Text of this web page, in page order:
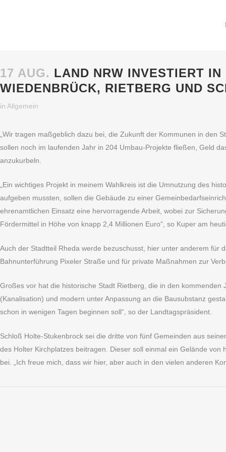
17 AUG. LAND NRW INVESTIERT
WIEDENBRÜCK, RIETBERG UND
in Allgemein
„Wir tragen maßgeblich dazu bei, die Zukunft der Kommunen in den
sollen noch im laufenden Jahr in 204 Umbau-Projekte fließen, Geld
anzukurbeln.
„Ein wichtiges Projekt in meinem Wahlkreis ist die Umnutzung des
aufgeben mussten, sollen die Gebäude zu einer
ehrenamtlichen Einsatz eine hervorragende Arbeit, wobei zur
Fördermittel in Höhe von knapp 2,4 Millionen Euro“, so Kuper am
Auch der Stadtteil Rheda werde bezuschusst, hier unter anderem
Bahnunterführung Pixeler Straße und für private Maßnahmen zur
Großes vor hat die historische Stadt Rietberg, die in den
(Kanalisation) und modern unter Anpassung an die Bausubstanz
schon in wenigen Tagen beginnen soll“, so der Landtagspräsident.
Schloß Holte-Stukenbrock sei die dritte von fünf Gemeinden aus
des Holter Kirchplatzes beitragen. Dieser soll einmal ein Gelände
bei. „Ich freue mich, dass wir hier, aber auch in den vielen anderen